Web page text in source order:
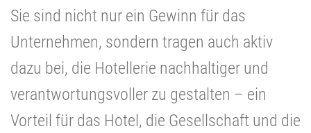
Sie sind nicht nur ein Gewinn für das
Unternehmen, sondern tragen auch aktiv
dazu bei, die Hotellerie nachhaltiger und
verantwortungsvoller zu gestalten – ein
Vorteil für das Hotel, die Gesellschaft und die